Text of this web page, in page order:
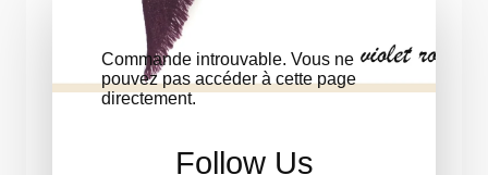
Commande introuvable. Vous ne
pouvez pas accéder à cette page
directement.
Follow Us